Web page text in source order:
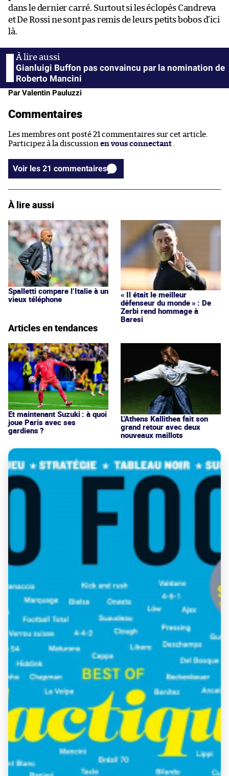
dans le dernier carré. Surtout si les éclopés Candreva
et De Rossi ne sont pas remis de leurs petits bobos d’ici
là.
Gianluigi Buffon pas convaincu par la nomination de
Roberto Mancini
Par Valentin Pauluzzi
Commentaires
Les membres ont posté 21 commentaires sur cet article.
Participez à la discussion en vous connectant .
Voir les 21 commentaires
À lire aussi
Spalletti compare l’Italie à un
vieux téléphone
« Il était le meilleur
défenseur du monde » : De
Zerbi rend hommage à
Baresi
Articles en tendances
Et maintenant Suzuki : à quoi
joue Paris avec ses
gardiens ?
L'Athens Kallithea fait son
grand retour avec deux
nouveaux maillots